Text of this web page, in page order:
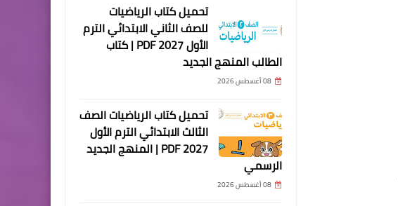
تحميل كتاب الرياضيات
للصف الثاني الابتدائي الترم
الأول 2027 PDF | كتاب
الطالب المنهج الجديد
08 أغسطس 2026
تحميل كتاب الرياضيات الصف
الثالث الابتدائي الترم الأول
2027 PDF | المنهج الجديد
الرسمي
08 أغسطس 2026